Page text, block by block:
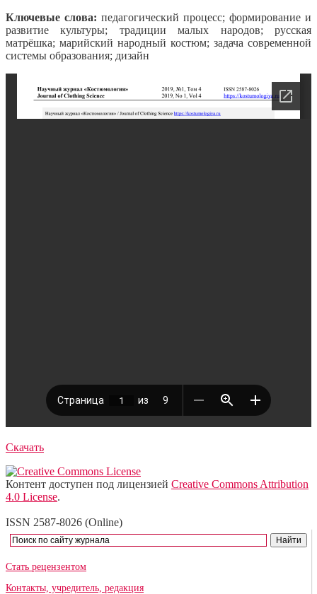
Ключевые слова: педагогический процесс; формирование и
развитие культуры; традиции малых народов; русская
матрёшка; марийский народный костюм; задача современной
системы образования; дизайн
Скачать
Контент доступен под лицензией Creative Commons Attribution
4.0 License.
ISSN 2587-8026 (Online)
Стать рецензентом
Контакты, учредитель, редакция